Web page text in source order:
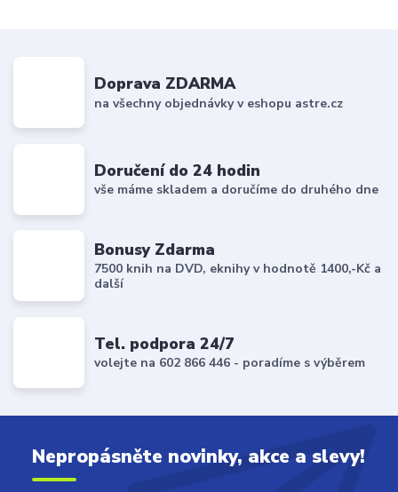
Doprava ZDARMA
na všechny objednávky v eshopu astre.cz
Doručení do 24 hodin
vše máme skladem a doručíme do druhého dne
Bonusy Zdarma
7500 knih na DVD, eknihy v hodnotě 1400,-Kč a
další
Tel. podpora 24/7
volejte na 602 866 446 - poradíme s výběrem
Nepropásněte novinky, akce a slevy!